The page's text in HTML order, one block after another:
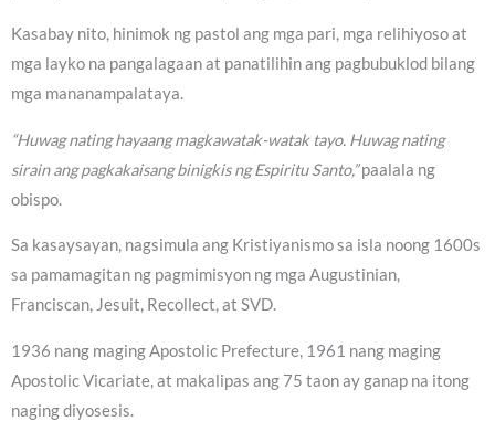
Kasabay nito, hinimok ng pastol ang mga pari, mga relihiyoso at
mga layko na pangalagaan at panatilihin ang pagbubuklod bilang
mga mananampalataya.
“Huwag nating hayaang magkawatak-watak tayo. Huwag nating
sirain ang pagkakaisang binigkis ng Espiritu Santo,”paalala ng
obispo.
Sa kasaysayan, nagsimula ang Kristiyanismo sa isla noong 1600s
sa pamamagitan ng pagmimisyon ng mga Augustinian,
Franciscan, Jesuit, Recollect, at SVD.
1936 nang maging Apostolic Prefecture, 1961 nang maging
Apostolic Vicariate, at makalipas ang 75 taon ay ganap na itong
naging diyosesis.